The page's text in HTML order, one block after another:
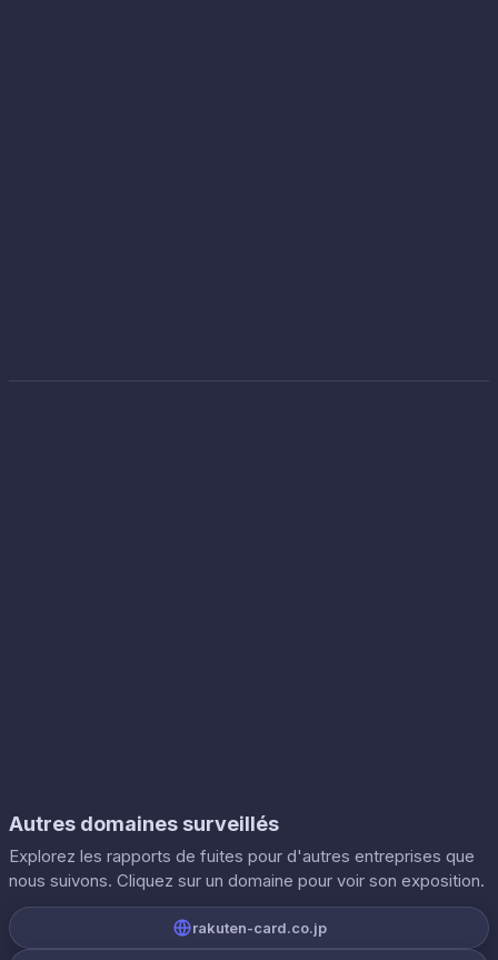
Autres domaines surveillés
Explorez les rapports de fuites pour d'autres entreprises que
nous suivons. Cliquez sur un domaine pour voir son exposition.
rakuten-card.co.jp